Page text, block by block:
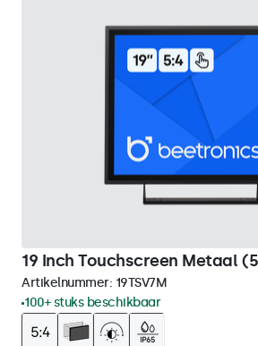
19 Inch Touchscreen Metaal
Artikelnummer: 19TSV7M
100+ stuks beschikbaar